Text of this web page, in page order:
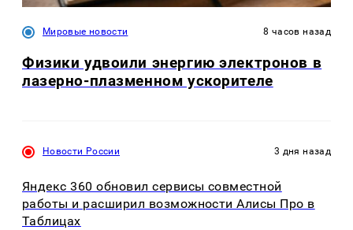
Мировые новости 8 часов назад
Физики удвоили энергию электронов в
лазерно-плазменном ускорителе
Новости России 3 дня назад
Яндекс 360 обновил сервисы совместной
работы и расширил возможности Алисы Про в
Таблицах